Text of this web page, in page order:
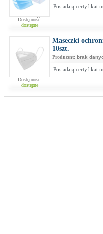
Dostępność:
dostępne
Posiadają certyfikat
Dostępność:
dostępne
Maseczki
10szt.
Producent: brak
Posiadają certyfikat